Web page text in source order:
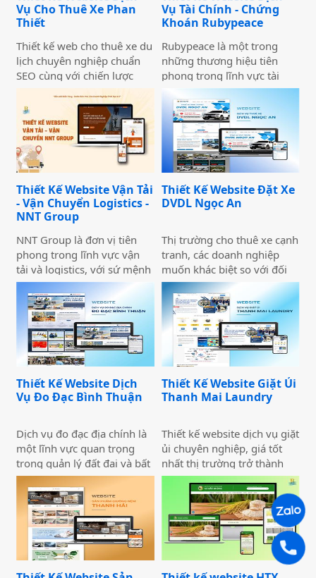
chuyên nghiệp trên môi
trường trực tuyến.
năng phục vụ doanh
nghiệp.
Vụ Cho Thuê Xe Phan
Thiết
Thiết kế web cho thuê xe du
lịch chuyên nghiệp chuẩn
SEO cùng với chiến lược
marketing hiệu quả sẽ giúp
doanh nghiệp của bạn gia
tăng doanh số bán hàng
một cách hiệu quả và nhanh
chóng.
Vụ Tài Chính - Chứng
Khoán Rubypeace
Rubypeace là một trong
những thương hiệu tiên
phong trong lĩnh vực tài
chính và chứng khoán,
mang đến cho khách hàng
giải pháp đầu tư hiệu quả,
an toàn và minh bạch. Với
sứ mệnh hỗ trợ nhà đầu tư
xây dựng chiến lược tài
Rubypeace không chỉ cung
cấp các sản phẩm đa dạng
vụ tư vấn chuyên nghiệp,
giúp khách hàng tối ưu hóa
lợi nhuận và giảm thiểu rủi
ro.
Thiết Kế Website Vận Tải
- Vận Chuyển Logistics -
NNT Group
NNT Group là đơn vị tiên
phong trong lĩnh vực vận
tải và logistics, với sứ mệnh
cung cấp các giải pháp vận
chuyển hiện đại, an toàn và
tối ưu chi phí. Chúng tôi
luôn hướng đến việc trở
thành đối tác đáng tin cậy
của khách hàng, đồng thời
triển ngành logistics Việt
Nam. Tầm nhìn của chúng
vận tải toàn diện, kết nối
toàn quốc và vươn xa ra thị
trường quốc tế.
Thiết Kế Website Đặt Xe
DVDL Ngọc An
Thị trường cho thuê xe cạnh
tranh, các doanh nghiệp
muốn khác biệt so với đối
thủ cần đầu tư thiết kế
website thuê xe nổi bật và
ấn tượng. Những trang web
này không chỉ cung cấp
thông tin dịch vụ mà còn sở
hữu những chức năng quan
Thiết Kế Website Dịch
Vụ Đo Đạc Bình Thuận
Dịch vụ đo đạc địa chính là
một lĩnh vực quan trọng
trong quản lý đất đai và bất
động sản. Công việc chính
của ngành này bao gồm
khảo sát, đo đạc diện tích
đất, lập bản đồ, phân chia
ranh giới và hỗ trợ trong
việc hoàn tất thủ tục pháp lý
Thiết Kế Website Giặt Ủi
Thanh Mai Laundry
Thiết kế website dịch vụ giặt
ủi chuyên nghiệp, giá tốt
nhất thị trường trở thành
một trong những công cụ
marketing hỗ trợ đắc lực
cho hoạt động marketing
của doanh nghiệp với mức
chi phí tốt nhất thị trường.